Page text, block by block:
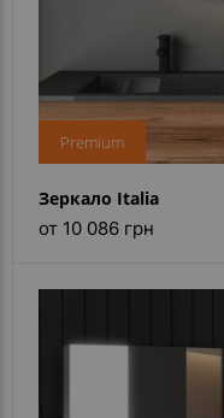
Premium
Зеркало Italia
от 10 086 грн